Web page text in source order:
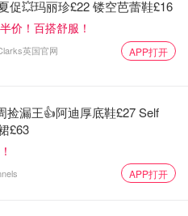
奶
粒就可以，不用过度
，发酵20分钟
促💥玛丽珍£22 镂空芭蕾鞋£16
价！百搭舒服！
英国官网 APP打开
捡漏王👍阿迪厚底鞋£27 Self
£63
APP打开